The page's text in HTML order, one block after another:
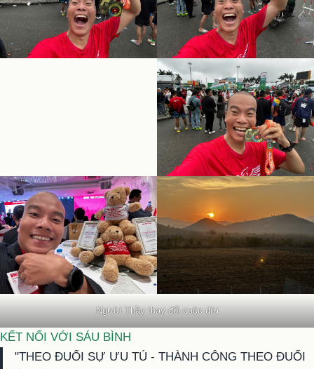
Người Thầy thay đổi cuộc đời
KẾT NỐI VỚI SÁU BÌNH
"THEO ĐUỔI SỰ ƯU TÚ - THÀNH CÔNG THEO ĐUỔI